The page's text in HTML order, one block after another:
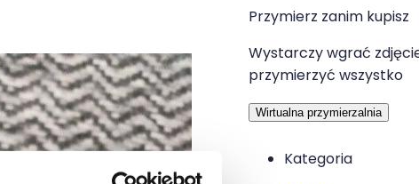
Przymierz zanim kupisz
Wystarczy wgrać
przymierzyć wszystko
Wirtualna przymierzalnia
Kategoria